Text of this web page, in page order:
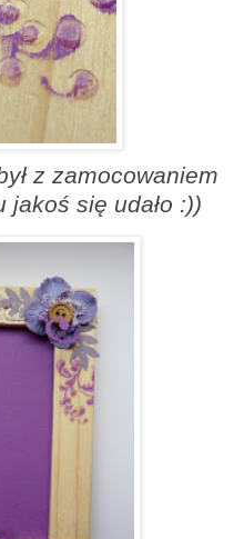
z zamocowaniem
się udało :))